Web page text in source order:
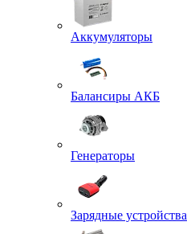
Аккумуляторы
Балансиры АКБ
Генераторы
Зарядные устройства